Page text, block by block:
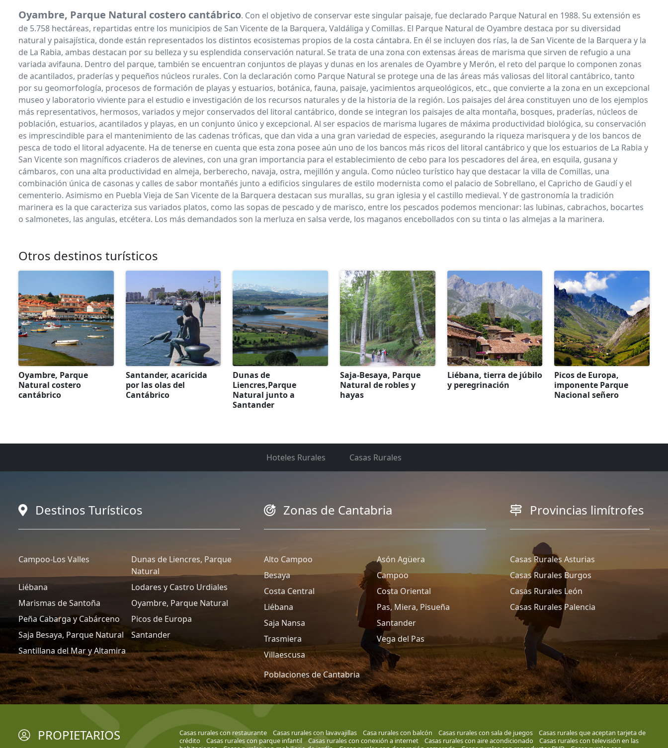
Oyambre, Parque Natural costero cantábrico. Con el objetivo de conservar este singular paisaje, fue declarado Parque Natural en 1988. Su extensión es
de 5.758 hectáreas, repartidas entre los municipios de San Vicente de la Barquera, Valdáliga y Comillas. El Parque Natural de Oyambre destaca por su diversidad
natural y paisajística, donde están representados los distintos ecosistemas propios de la costa cántabra. En él se incluyen dos rías, la de San Vicente de la Barquera y la
de La Rabia, ambas destacan por su belleza y su esplendida conservación natural. Se trata de una zona con extensas áreas de marisma que sirven de refugio a una
variada avifauna. Dentro del parque, también se encuentran conjuntos de playas y dunas en los arenales de Oyambre y Merón, el reto del parque lo componen zonas
de acantilados, praderías y pequeños núcleos rurales. Con la declaración como Parque Natural se protege una de las áreas más valiosas del litoral cantábrico, tanto
por su geomorfología, procesos de formación de playas y estuarios, botánica, fauna, paisaje, yacimientos arqueológicos, etc., que convierte a la zona en un excepcional
museo y laboratorio viviente para el estudio e investigación de los recursos naturales y de la historia de la región. Los paisajes del área constituyen uno de los ejemplos
más representativos, hermosos, variados y mejor conservados del litoral cantábrico, donde se integran los paisajes de alta montaña, bosques, praderías, núcleos de
población, estuarios, acantilados y playas, en un conjunto único y excepcional. Al ser espacios de marisma lugares de máxima productividad biológica, su conservación
es imprescindible para el mantenimiento de las cadenas tróficas, que dan vida a una gran variedad de especies, asegurando la riqueza marisquera y de los bancos de
pesca de todo el litoral adyacente. Ha de tenerse en cuenta que esta zona posee aún uno de los bancos más ricos del litoral cantábrico y que los estuarios de La Rabia y
San Vicente son magníficos criaderos de alevines, con una gran importancia para el establecimiento de cebo para los pescadores del área, en esquila, gusana y
cámbaros, con una alta productividad en almeja, berberecho, navaja, ostra, mejillón y angula. Como núcleo turístico hay que destacar la villa de Comillas, una
combinación única de casonas y calles de sabor montañés junto a edificios singulares de estilo modernista como el palacio de Sobrellano, el Capricho de Gaudí y el
cementerio. Asimismo en Puebla Vieja de San Vicente de la Barquera destacan sus murallas, su gran iglesia y el castillo medieval. Y de gastronomía la tradición
marinera es la que caracteriza sus variados platos, como las sopas de pescado y de marisco, entre los pescados podemos mencionar: las lubinas, cabrachos, bocartes
o salmonetes, las angulas, etcétera. Los más demandados son la merluza en salsa verde, los maganos encebollados con su tinta o las almejas a la marinera.
Otros destinos turísticos
Oyambre, Parque
Natural costero
cantábrico
Santander, acaricida
por las olas del
Cantábrico
Dunas de
Liencres,Parque
Natural junto a
Santander
Saja-Besaya, Parque
Natural de robles y
hayas
Liébana, tierra de júbilo
y peregrinación
Picos de Europa,
imponente Parque
Nacional señero
Hoteles Rurales Casas Rurales
Destinos Turísticos
Campoo-Los Valles
Dunas de Liencres, Parque
Natural
Liébana
Lodares y Castro Urdiales
Marismas de Santoña
Oyambre, Parque Natural
Peña Cabarga y Cabárceno
Picos de Europa
Saja Besaya, Parque Natural
Santander
Santillana del Mar y Altamira
Zonas de Cantabria
Alto Campoo
Asón Agüera
Besaya
Campoo
Costa Central
Costa Oriental
Liébana
Pas, Miera, Pisueña
Saja Nansa
Santander
Trasmiera
Vega del Pas
Villaescusa
Poblaciones de Cantabria
Provincias limítrofes
Casas Rurales Asturias
Casas Rurales Burgos
Casas Rurales León
Casas Rurales Palencia
PROPIETARIOS Casas rurales con restaurante Casas rurales con lavavajillas Casa rurales con balcón Casas rurales con sala de juegos
Casas rurales que aceptan tarjeta de
crédito
Casas rurales con parque infantil Casas rurales con conexión a internet Casas rurales con aire acondicionado
Casas rurales con televisión en las